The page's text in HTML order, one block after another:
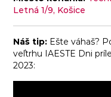
Letná 1/9, Košice
Náš tip: Ešte váhaš?
veľtrhu IAESTE Dni
2023: